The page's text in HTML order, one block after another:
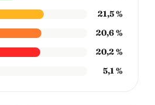
21,5 %
20,6 %
20,2 %
5,1 %